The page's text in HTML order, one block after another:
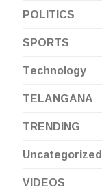
POLITICS
SPORTS
Technology
TELANGANA
TRENDING
Uncategorized
VIDEOS